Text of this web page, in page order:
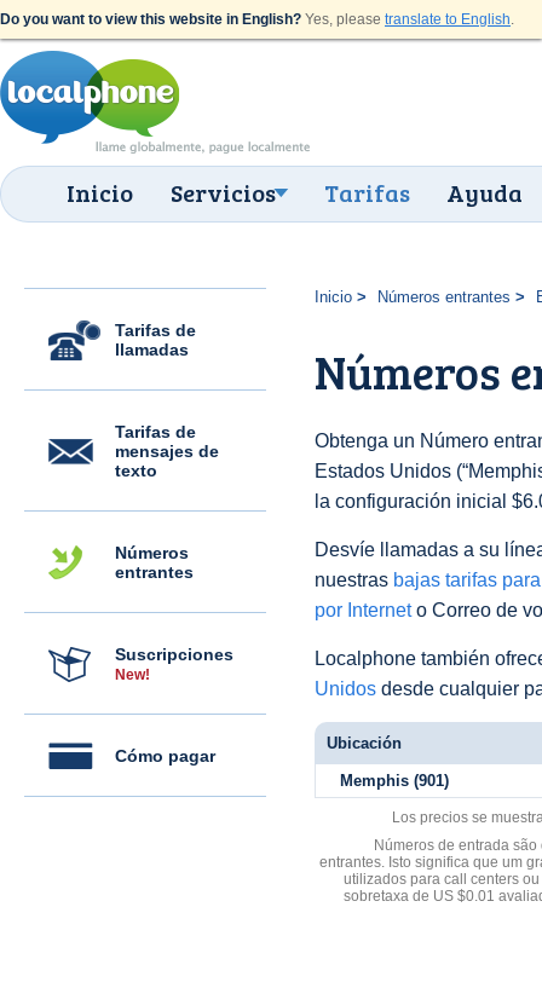
Do you want to view this website in English? Yes, please translate to English.
Inicio Servicios Tarifas Ayuda
Tarifas de
llamadas
Tarifas de
mensajes de
texto
Números
entrantes
Suscripciones
New!
Cómo pagar
Inicio Números entrantes
Números
Obtenga un Número
Estados Unidos
la configuración inicial
Desvíe llamadas a su
nuestras bajas tarifas
por Interneto Correo de
Localphone también
Unidos desde cualquier
Ubicación
Memphis (901)
Los precios se
Números de entrada
entrantes. Isto significa que um
utilizados para call centers
sobretaxa de US $0.01